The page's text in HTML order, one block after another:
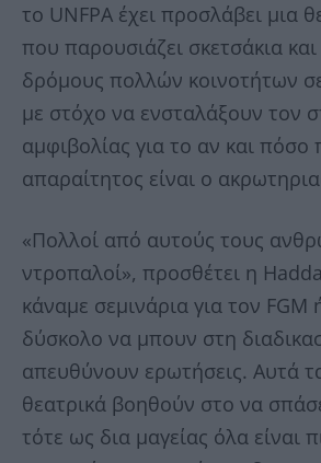
το UNFPA έχει προσλάβει μια
που παρουσιάζει σκετσάκια
δρόμους πολλών κοινοτήτων
με στόχο να ενσταλάξουν τον
αμφιβολίας για το αν και πόσο
απαραίτητος είναι ο
«Πολλοί από αυτούς τους
ντροπαλοί», προσθέτει η
κάναμε σεμινάρια για τον FGM
δύσκολο να μπουν στη
απευθύνουν ερωτήσεις. Αυτά
θεατρικά βοηθούν στο να
τότε ως δια μαγείας όλα είναι